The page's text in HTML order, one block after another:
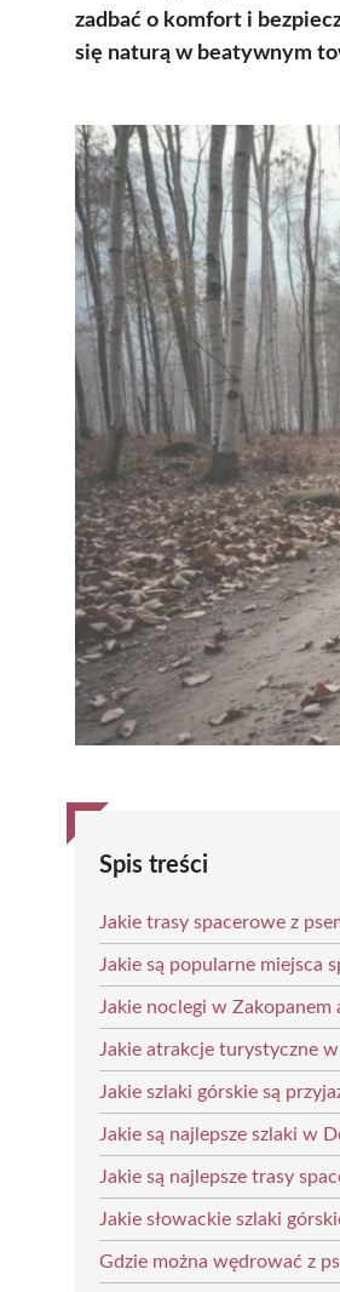
zadbać o komfort i
się naturą w beatywnym
Spis treści
Jakie trasy spacerowe z
Jakie są popularne miejsca
Jakie noclegi w Zakopanem
Jakie atrakcje turystyczne
Jakie szlaki górskie są
Jakie są najlepsze szlaki w
Jakie są najlepsze trasy
Jakie słowackie szlaki
Gdzie można wędrować z